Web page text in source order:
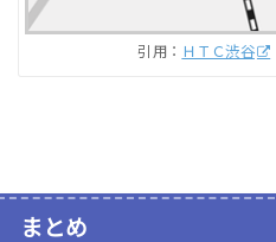
引用： ＨＴＣ渋谷
まとめ